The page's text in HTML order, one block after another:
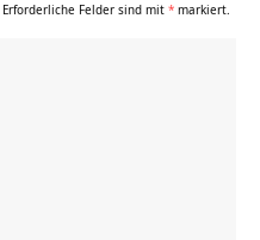
Erforderliche Felder sind mit * markiert.